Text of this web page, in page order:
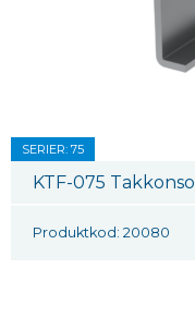
SERIER: 75
KTF-075 Takkonsol
Produktkod: 20080